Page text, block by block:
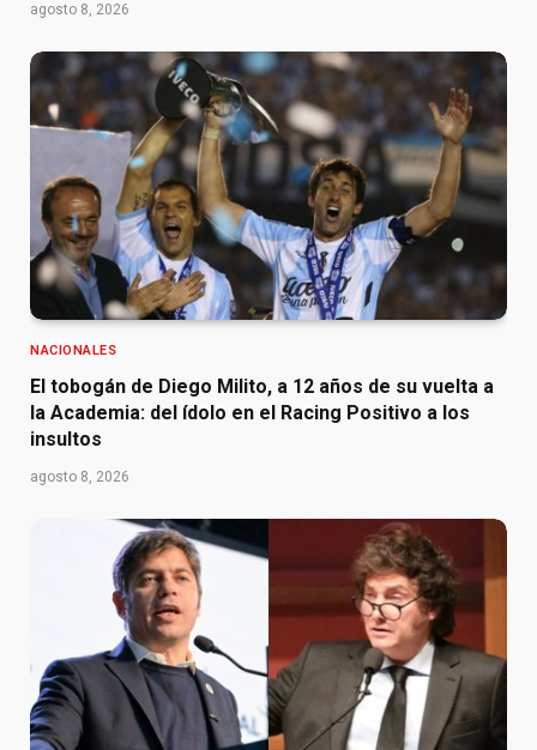
agosto 8, 2026
NACIONALES
El tobogán de Diego Milito, a 12 años de su vuelta a
la Academia: del ídolo en el Racing Positivo a los
insultos
agosto 8, 2026